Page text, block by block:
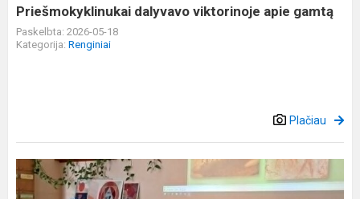
Priešmokyklinukai dalyvavo viktorinoje apie gamtą
Paskelbta: 2026-05-18
Kategorija: Renginiai
Plačiau
„Švelnukai“
sužinojo